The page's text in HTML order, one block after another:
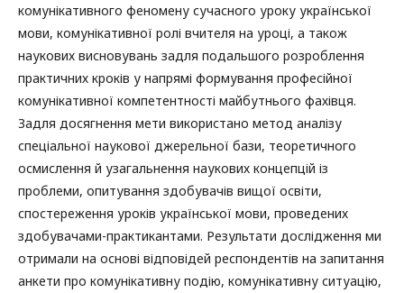
комунікативного феномену сучасного уроку української
мови, комунікативної ролі вчителя на уроці, а також
наукових висновувань задля подальшого розроблення
практичних кроків у напрямі формування професійної
комунікативної компетентності майбутнього фахівця.
Задля досягнення мети використано метод аналізу
спеціальної наукової джерельної бази, теоретичного
осмислення й узагальнення наукових концепцій із
проблеми, опитування здобувачів вищої освіти,
спостереження уроків української мови, проведених
здобувачами-практикантами. Результати дослідження ми
отримали на основі відповідей респондентів на запитання
анкети про комунікативну подію, комунікативну ситуацію,